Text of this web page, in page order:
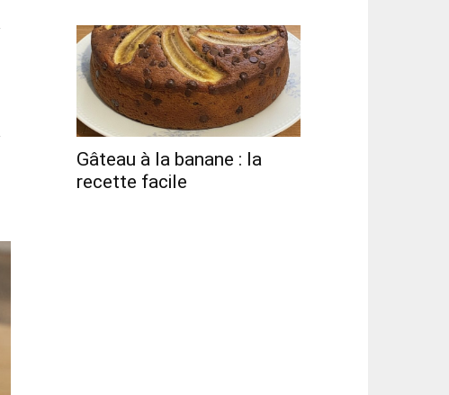
Gâteau à la banane : la
recette facile